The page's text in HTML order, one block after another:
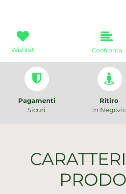
Wishlist Confronta
Pagamenti
Sicuri
Ritiro
in